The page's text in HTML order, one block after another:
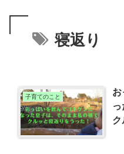
寝返り
子育てのこと
お
ク